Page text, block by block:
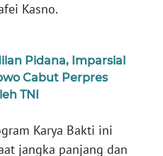
Kasno.
Pidana, Imparsial
Cabut Perpres
TNI
Karya Bakti ini
jangka panjang dan